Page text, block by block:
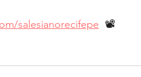
salesianorecifepe
  📽⁣